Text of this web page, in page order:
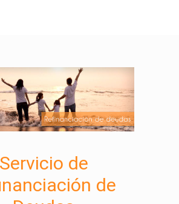
Servicio de
de